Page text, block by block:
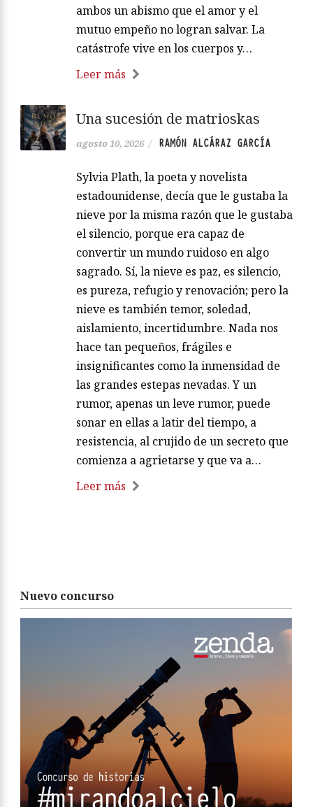
ambos un abismo que el amor y el
mutuo empeño no logran salvar. La
catástrofe vive en los cuerpos y…
Leer más
Una sucesión de matrioskas
agosto 10, 2026 / RAMÓN ALCÁRAZ GARCÍA
Sylvia Plath, la poeta y novelista
estadounidense, decía que le gustaba la
nieve por la misma razón que le gustaba
el silencio, porque era capaz de
convertir un mundo ruidoso en algo
sagrado. Sí, la nieve es paz, es silencio,
es pureza, refugio y renovación; pero la
nieve es también temor, soledad,
aislamiento, incertidumbre. Nada nos
hace tan pequeños, frágiles e
insignificantes como la inmensidad de
las grandes estepas nevadas. Y un
rumor, apenas un leve rumor, puede
sonar en ellas a latir del tiempo, a
resistencia, al crujido de un secreto que
comienza a agrietarse y que va a…
Leer más
Nuevo concurso